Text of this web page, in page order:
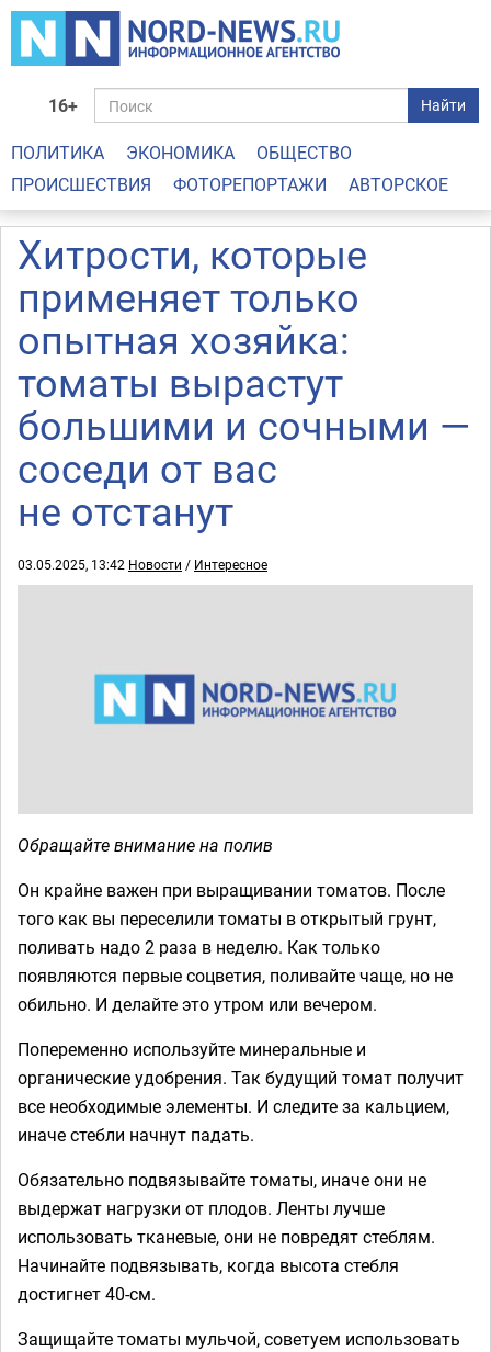
16+ Найти
ПОЛИТИКА ЭКОНОМИКА
ОБЩЕСТВО
ПРОИСШЕСТВИЯ
ФОТОРЕПОРТАЖИ АВТОРСКОЕ
Хитрости, которые
применяет только
опытная хозяйка:
томаты вырастут
большими и сочными —
соседи от вас
не отстанут
03.05.2025, 13:42 Новости / Интересное
Обращайте внимание на полив
Он крайне важен при выращивании томатов. После
того как вы переселили томаты в открытый грунт,
поливать надо 2 раза в неделю. Как только
появляются первые соцветия, поливайте чаще, но не
обильно. И делайте это утром или вечером.
Попеременно используйте минеральные и
органические удобрения. Так будущий томат получит
все необходимые элементы. И следите за кальцием,
иначе стебли начнут падать.
Обязательно подвязывайте томаты, иначе они не
выдержат нагрузки от плодов. Ленты лучше
использовать тканевые, они не повредят стеблям.
Начинайте подвязывать, когда высота стебля
достигнет 40-см.
Защищайте томаты мульчой, советуем использовать